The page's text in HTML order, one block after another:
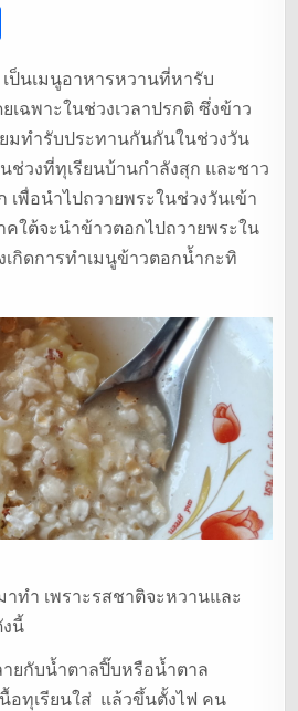
h
ar
e
ป็นเมนูอาหารหวานที่หารับ
เฉพาะในช่วงเวลาปรกติ ซึ่งข้าว
มทำรับประทานกันกันในช่วงวัน
นช่วงที่ทุเรียนบ้านกำลังสุก และชาว
เพื่อนำไปถวายพระในช่วงวันเข้า
ใต้จะนำข้าวตอกไปถวายพระใน
เกิดการทำเมนูข้าวตอกน้ำกะทิ
ทำ เพราะรสชาติจะหวานและ
นี้
ยกับน้ำตาลปิ๊บหรือน้ำตาล
อทุเรียนใส่ แล้วขึ้นตั้งไฟ คน